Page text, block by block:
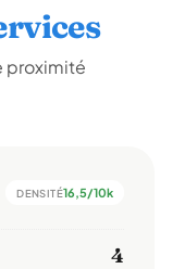
proximité
DENSITÉ16,5/10k
4